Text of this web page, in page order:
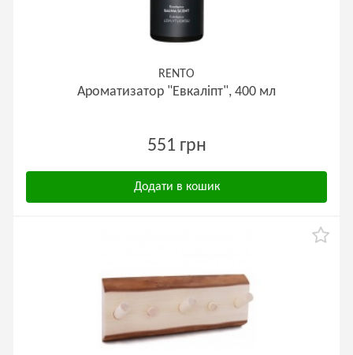
RENTO
Ароматизатор "Евкаліпт", 400 мл
551 грн
Додати в кошик